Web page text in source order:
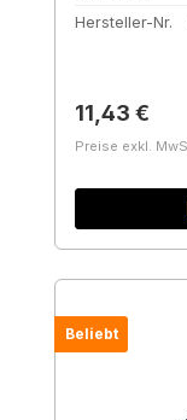
Hersteller-Nr.
Regulärer
11,43 €
Preise exkl.
Beliebt